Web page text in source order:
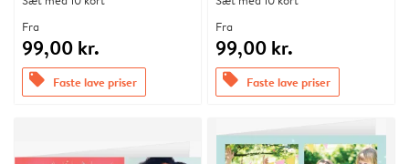
Fra
99,00 kr.
offers Faste lave priser
Fra
99,00 kr.
offers Faste lave priser